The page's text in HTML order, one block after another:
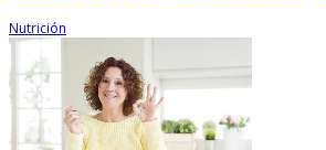
Nutrición